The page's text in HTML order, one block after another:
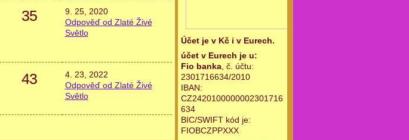
35
9. 25, 2020
Odpověď od Zlaté Živé
Světlo
43
4. 23, 2022
Odpověď od Zlaté Živé
Světlo
Účet je v Kč i v Eurech.
účet v Eurech je u:
Fio banka, č. účtu:
2301716634/2010
IBAN:
CZ2420100000002301716
634
BIC/SWIFT kód je:
FIOBCZPPXXX